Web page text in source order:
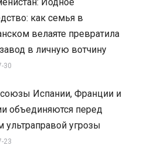
как семья в
велаяте превратила
в личную вотчину
30
Испании, Франции и
объединяются перед
ультраправой угрозы
23